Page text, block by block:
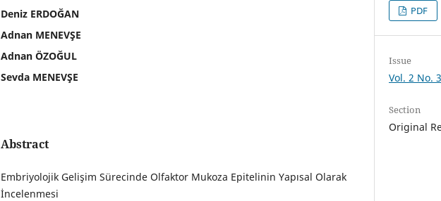
Deniz ERDOĞAN
Adnan MENEVŞE
Adnan ÖZOĞUL
Sevda MENEVŞE
Abstract
Embriyolojik Gelişim Sürecinde Olfaktor Mukoza Epitelinin Yapısal Olarak
İncelenmesi
PDF
Issue
Vol. 2 No.
Section
Original